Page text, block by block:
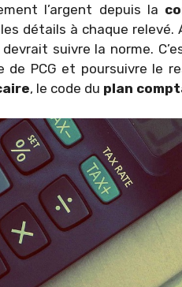
l’argent depuis la
détails à chaque
devrait suivre la norme.
de PCG et poursuivre le
, le code du plan